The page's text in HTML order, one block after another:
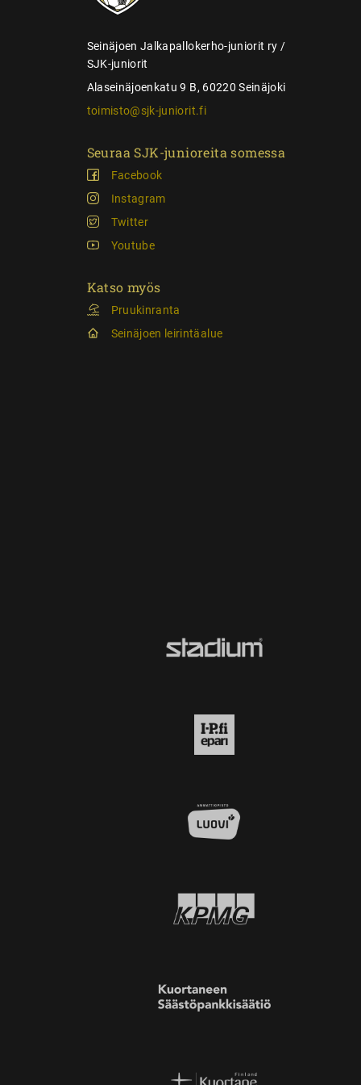
Seinäjoen Jalkapallokerho-juniorit ry /
SJK-juniorit
Alaseinäjoenkatu 9 B, 60220 Seinäjoki
toimisto@sjk-juniorit.fi
Seuraa SJK-junioreita somessa
Facebook
Instagram
Twitter
Youtube
Katso myös
Pruukinranta
Seinäjoen leirintäalue